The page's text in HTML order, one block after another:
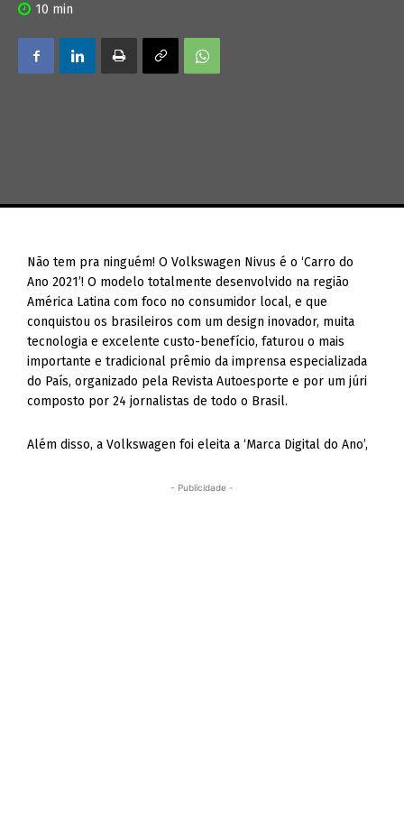
10 min
Não tem pra ninguém! O Volkswagen Nivus é o ‘Carro do
Ano 2021’! O modelo totalmente desenvolvido na região
América Latina com foco no consumidor local, e que
conquistou os brasileiros com um design inovador, muita
tecnologia e excelente custo-benefício, faturou o mais
importante e tradicional prêmio da imprensa especializada
do País, organizado pela Revista Autoesporte e por um júri
composto por 24 jornalistas de todo o Brasil.
Além disso, a Volkswagen foi eleita a ‘Marca Digital do Ano’,
- Publicidade -